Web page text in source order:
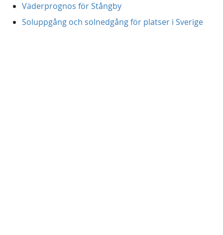
Väderprognos för Stångby
Soluppgång och solnedgång för platser i Sverige